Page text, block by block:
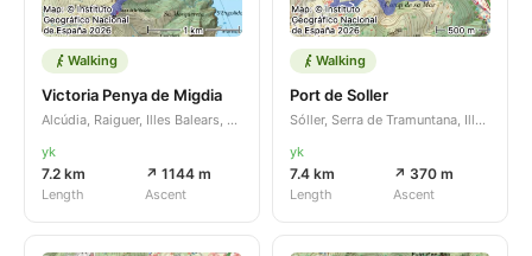
Walking
Victoria Penya de Migdia
Alcúdia, Raiguer, Illes Balears, ES
yk
7.2 km
Length
↗ 1144 m
Ascent
Walking
Port de Soller
Sóller, Serra de Tramuntana, Illes Balears, ES
yk
7.4 km
Length
↗ 370 m
Ascent